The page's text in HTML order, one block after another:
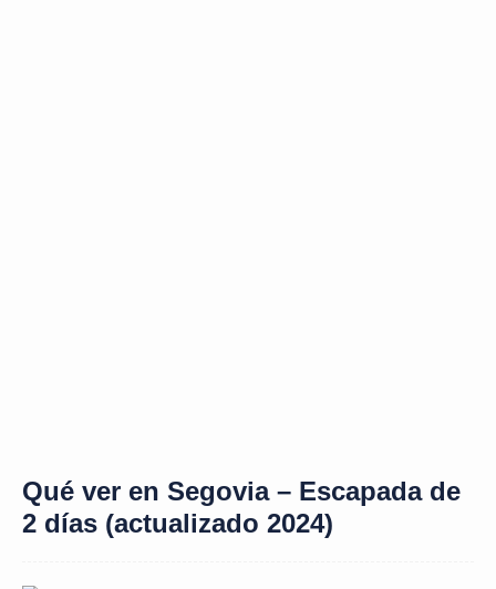
Qué ver en Segovia – Escapada de
2 días (actualizado 2024)